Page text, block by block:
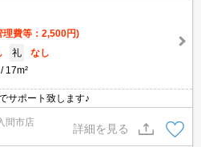
理費等：2,500円)
礼
なし
17m²
サポート致します♪
間市店
詳細を見る